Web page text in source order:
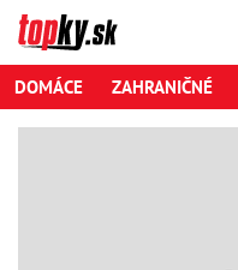
DOMÁCE ZAHRANIČNÉ